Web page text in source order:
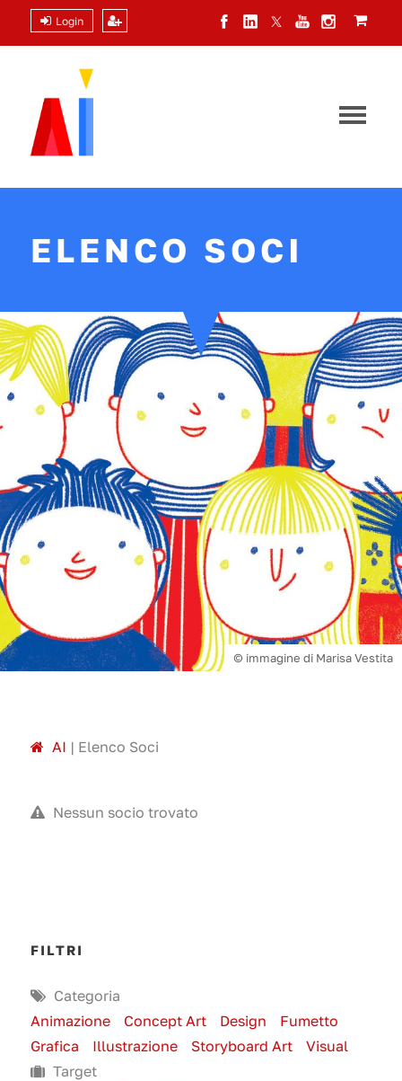
Login
ELENCO SOCI
© immagine di Marisa Vestita
AI | Elenco Soci
Nessun socio trovato
FILTRI
Categoria
Animazione
Concept Art Design
Fumetto
Grafica
Illustrazione Storyboard Art
Visual
Target